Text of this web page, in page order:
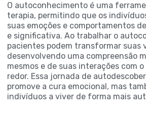
O autoconhecimento é uma
terapia, permitindo que os
suas emoções e comportamentos
e significativa. Ao trabalhar o
pacientes podem transformar suas
desenvolvendo uma compreensão
mesmos e de suas interações com
redor. Essa jornada de
promove a cura emocional, mas
indivíduos a viver de forma mais